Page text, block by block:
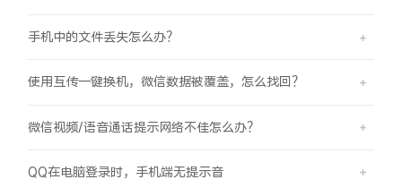
手机中的文件丢失怎么办？
使用互传一键换机，微信数据被覆盖，怎么找回？
微信视频/语音通话提示网络不佳怎么办？
QQ在电脑登录时，手机端无提示音